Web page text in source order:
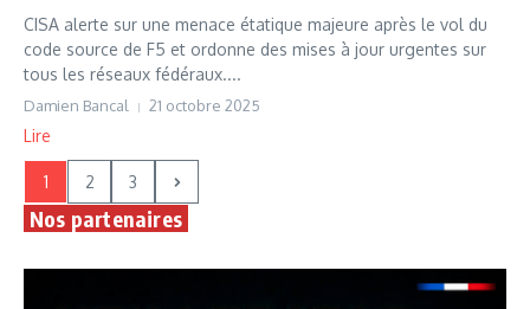
CISA alerte sur une menace étatique majeure après le vol du
code source de F5 et ordonne des mises à jour urgentes sur
tous les réseaux fédéraux....
Damien Bancal 21 octobre 2025
Lire
1 2 3
Nos partenaires